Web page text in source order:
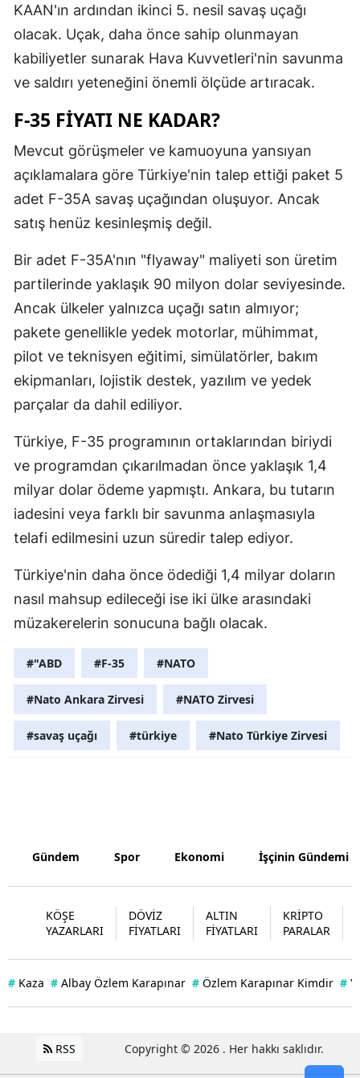
Malatya
Manisa
Muğla
Niğde
Ordu
Rize
Sakarya
Samsun
Sinop
Sivas
Tekirdağ
Trabzon
Yozgat
Kırıkkale
Şırnak
Bartın
Ardahan
KAAN'ın ardından ikinci 5. nesil savaş uçağı
olacak. Uçak, daha önce sahip olunmayan
kabiliyetler sunarak Hava Kuvvetleri'nin savunma
ve saldırı yeteneğini önemli ölçüde artıracak.
F-35 FIYATI NE KADAR?
Mevcut görüşmeler ve kamuoyuna yansıyan
açıklamalara göre Türkiye'nin talep ettiği paket 5
adet F-35A savaş uçağından oluşuyor. Ancak
satış henüz kesinleşmiş değil.
Bir adet F-35A'nın "flyaway" maliyeti son üretim
partilerinde yaklaşık 90 milyon dolar seviyesinde.
Ancak ülkeler yalnızca uçağı satın almıyor;
pakete genellikle yedek motorlar, mühimmat,
pilot ve teknisyen eğitimi, simülatörler, bakım
ekipmanları, lojistik destek, yazılım ve yedek
parçalar da dahil ediliyor.
Türkiye, F-35 programının ortaklarından biriydi
ve programdan çıkarılmadan önce yaklaşık 1,4
milyar dolar ödeme yapmıştı. Ankara, bu tutarın
iadesini veya farklı bir savunma anlaşmasıyla
telafi edilmesini uzun süredir talep ediyor.
Türkiye'nin daha önce ödediği 1,4 milyar doların
nasıl mahsup edileceği ise iki ülke arasındaki
müzakerelerin sonucuna bağlı olacak.
#"ABD #F-35 #NATO
#Nato Ankara Zirvesi #NATO Zirvesi
#savaş uçağı #türkiye #Nato Türkiye Zirvesi
Gündem Spor Ekonomi İşçinin Gündemi
KÖŞE
YAZARLARI
DÖVİZ
FİYATLARI
ALTIN
FİYATLARI
KRİPTO
PARALAR
# Kaza # Albay Özlem Karapınar # Özlem Karapınar Kimdir #
RSS Copyright © 2026 . Her hakkı saklıdır.